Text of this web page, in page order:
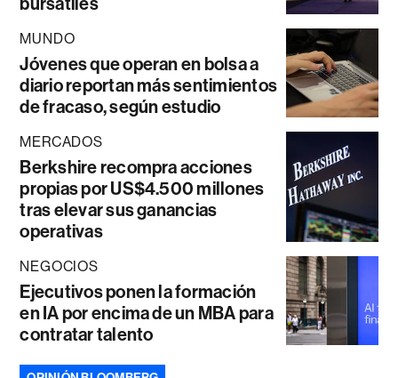
MUNDO
Jóvenes que operan en bolsa a
diario reportan más sentimientos
de fracaso, según estudio
MERCADOS
Berkshire recompra acciones
propias por US$4.500 millones
tras elevar sus ganancias
operativas
NEGOCIOS
Ejecutivos ponen la formación
en IA por encima de un MBA para
contratar talento